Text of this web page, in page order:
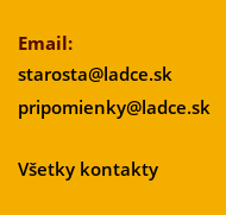
Email:
starosta@ladce.sk
pripomienky@ladce.sk
Všetky kontakty